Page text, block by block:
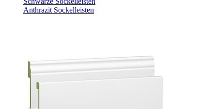
Anthrazit Sockelleisten